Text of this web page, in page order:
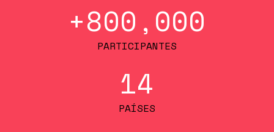
PARTICIPANTES
+800,000
PAÍSES
14